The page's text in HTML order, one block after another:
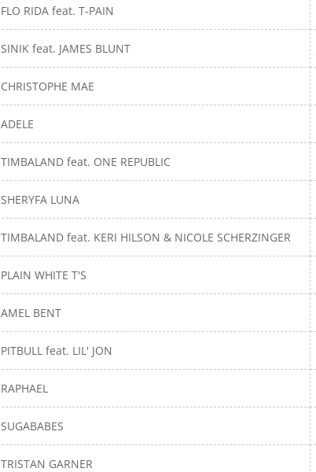
FLO RIDA feat. T-PAIN
SINIK feat. JAMES BLUNT
CHRISTOPHE MAE
ADELE
TIMBALAND feat. ONE REPUBLIC
SHERYFA LUNA
TIMBALAND feat. KERI HILSON & NICOLE SCHERZINGER
PLAIN WHITE T'S
AMEL BENT
PITBULL feat. LIL' JON
RAPHAEL
SUGABABES
TRISTAN GARNER